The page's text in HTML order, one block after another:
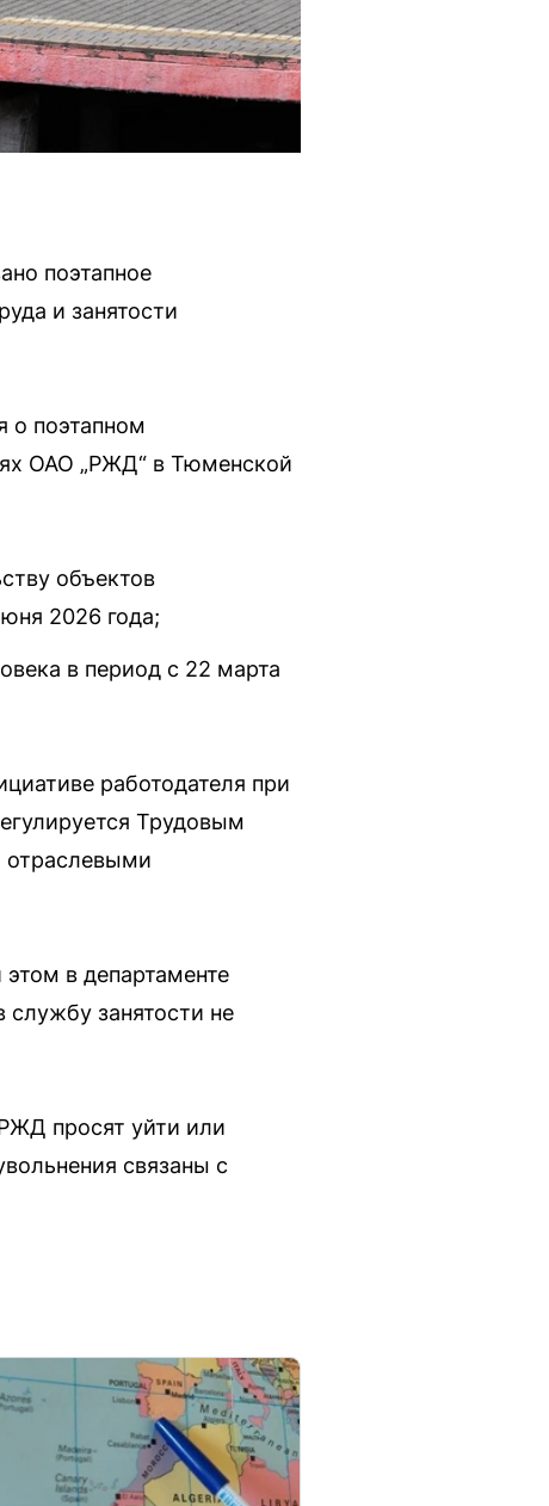
поэтапное
и занятости
о поэтапном
ОАО „РЖД“ в Тюменской
объектов
2026 года;
в период с 22 марта
работодателя при
Трудовым
отраслевыми
в департаменте
занятости не
просят уйти или
связаны с